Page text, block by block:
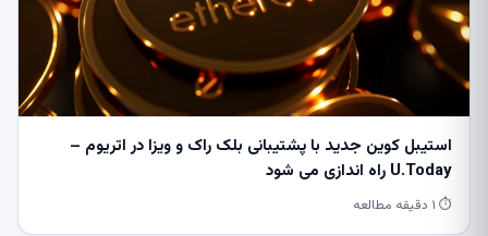
استیبل کوین جدید با پشتیبانی بلک راک و ویزا در اتریوم –
U.Today راه اندازی می شود
⏱ ۱ دقیقه مطالعه